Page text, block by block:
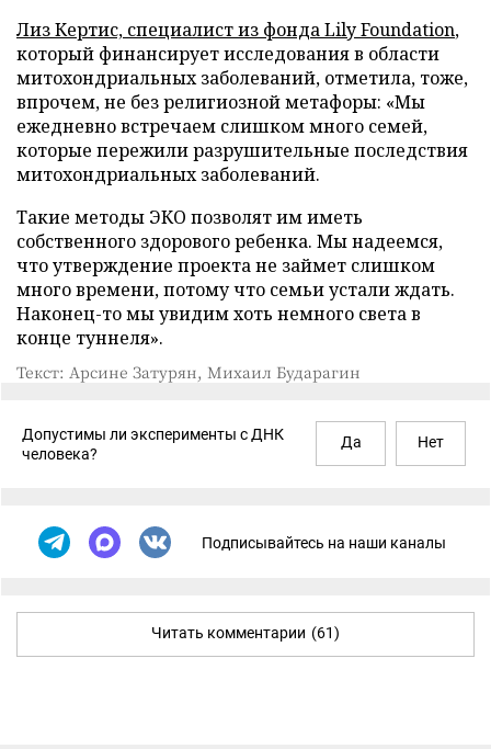
Лиз Кертис, специалист из фонда Lily Foundation,
который финансирует исследования в области
митохондриальных заболеваний, отметила, тоже,
впрочем, не без религиозной метафоры: «Мы
ежедневно встречаем слишком много семей,
которые пережили разрушительные последствия
митохондриальных заболеваний.
Такие методы ЭКО позволят им иметь
собственного здорового ребенка. Мы надеемся,
что утверждение проекта не займет слишком
много времени, потому что семьи устали ждать.
Наконец-то мы увидим хоть немного света в
конце туннеля».
Текст: Арсине Затурян, Михаил Бударагин
Допустимы ли эксперименты с ДНК
человека?
Да Нет
Подписывайтесь на наши каналы
Читать комментарии (61)